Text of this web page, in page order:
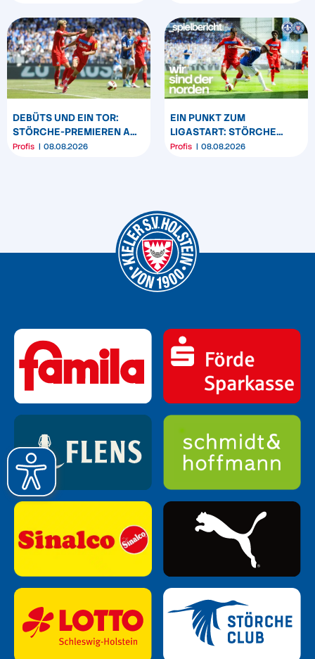
DEBÜTS UND EIN TOR:
STÖRCHE-PREMIEREN AM
„BÖLLE“
Profis 08.08.2026
EIN PUNKT ZUM
LIGASTART: STÖRCHE
SPIELEN REMIS IN
Profis 08.08.2026